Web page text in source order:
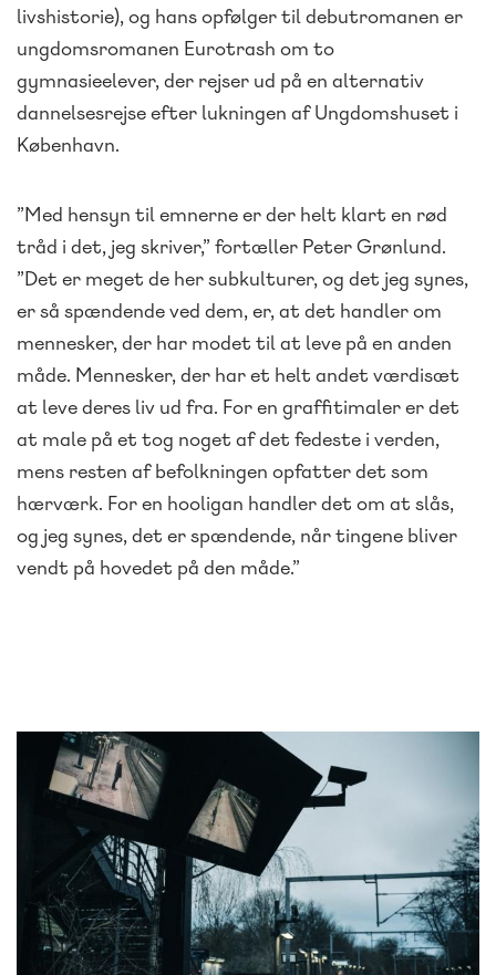
livshistorie), og hans opfølger til debutromanen er
ungdomsromanen Eurotrash om to
gymnasieelever, der rejser ud på en alternativ
dannelsesrejse efter lukningen af Ungdomshuset i
København.
”Med hensyn til emnerne er der helt klart en rød
tråd i det, jeg skriver,” fortæller Peter Grønlund.
”Det er meget de her subkulturer, og det jeg synes,
er så spændende ved dem, er, at det handler om
mennesker, der har modet til at leve på en anden
måde. Mennesker, der har et helt andet værdisæt
at leve deres liv ud fra. For en graffitimaler er det
at male på et tog noget af det fedeste i verden,
mens resten af befolkningen opfatter det som
hærværk. For en hooligan handler det om at slås,
og jeg synes, det er spændende, når tingene bliver
vendt på hovedet på den måde.”